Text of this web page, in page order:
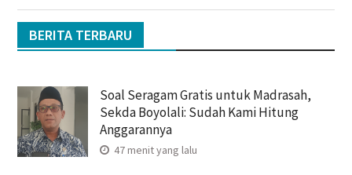
BERITA TERBARU
Soal Seragam Gratis untuk Madrasah,
Sekda Boyolali: Sudah Kami Hitung
Anggarannya
47 menit yang lalu